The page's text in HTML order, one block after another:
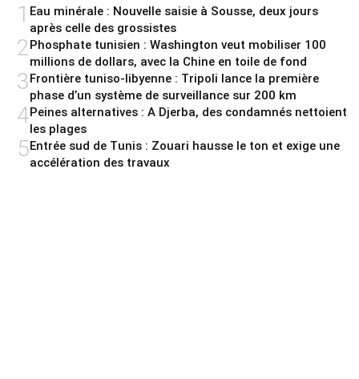
1 Eau minérale : Nouvelle saisie à Sousse, deux jours
après celle des grossistes
2Phosphate tunisien : Washington veut mobiliser 100
millions de dollars, avec la Chine en toile de fond
3Frontière tuniso-libyenne : Tripoli lance la première
phase d’un système de surveillance sur 200 km
4Peines alternatives : A Djerba, des condamnés nettoient
les plages
5Entrée sud de Tunis : Zouari hausse le ton et exige une
accélération des travaux